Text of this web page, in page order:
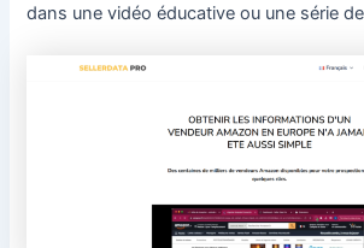
dans une vidéo éducative ou une série